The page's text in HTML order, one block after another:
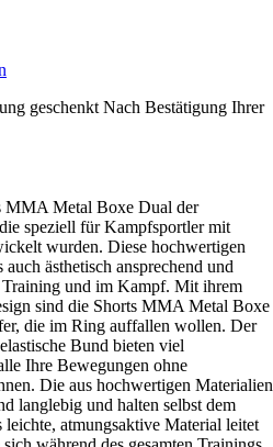
geschenkt Nach Bestätigung Ihrer
MMA Metal Boxe Dual der
speziell für Kampfsportler mit
wurden. Diese hochwertigen
ästhetisch ansprechend und
und im Kampf. Mit ihrem
sind die Shorts MMA Metal Boxe
die im Ring auffallen wollen. Der
Bund bieten viel
Ihre Bewegungen ohne
Die aus hochwertigen Materialien
langlebig und halten selbst dem
atmungsaktive Material leitet